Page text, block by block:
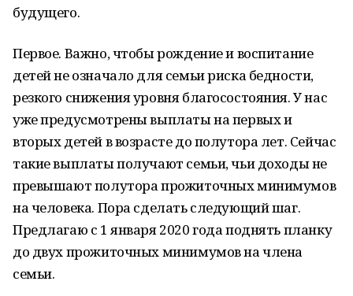
будущего.
Первое. Важно, чтобы рождение и воспитание
детей не означало для семьи риска бедности,
резкого снижения уровня благосостояния. У нас
уже предусмотрены выплаты на первых и
вторых детей в возрасте до полутора лет. Сейчас
такие выплаты получают семьи, чьи доходы не
превышают полутора прожиточных минимумов
на человека. Пора сделать следующий шаг.
Предлагаю с 1 января 2020 года поднять планку
до двух прожиточных минимумов на члена
семьи.